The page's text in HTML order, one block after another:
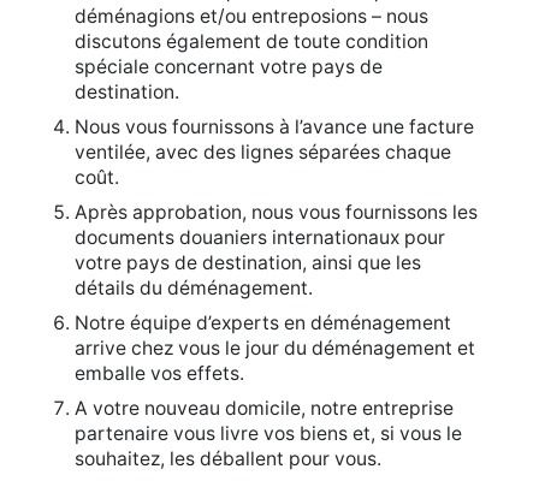
déménagions et/ou entreposions – nous
discutons également de toute condition
spéciale concernant votre pays de
destination.
Nous vous fournissons à l’avance une facture
ventilée, avec des lignes séparées chaque
coût.
Après approbation, nous vous fournissons les
documents douaniers internationaux pour
votre pays de destination, ainsi que les
détails du déménagement.
Notre équipe d’experts en déménagement
arrive chez vous le jour du déménagement et
emballe vos effets.
A votre nouveau domicile, notre entreprise
partenaire vous livre vos biens et, si vous le
souhaitez, les déballent pour vous.